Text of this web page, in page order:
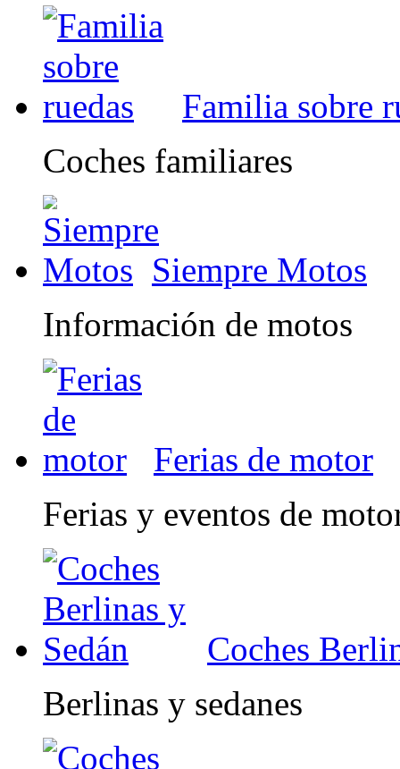
Familia sobre
Coches familiares
Siempre Motos
Información de motos
Ferias de motor
Ferias y eventos de
Coches
Berlinas y sedanes